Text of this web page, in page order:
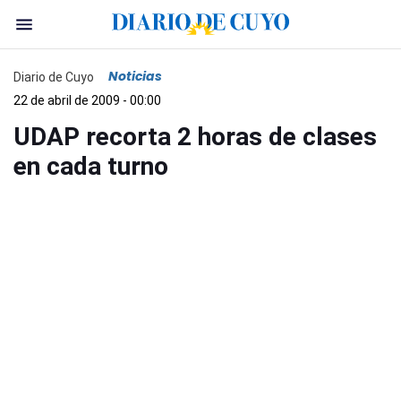
Diario de Cuyo Noticias
22 de abril de 2009 - 00:00
UDAP recorta 2 horas de clases
en cada turno